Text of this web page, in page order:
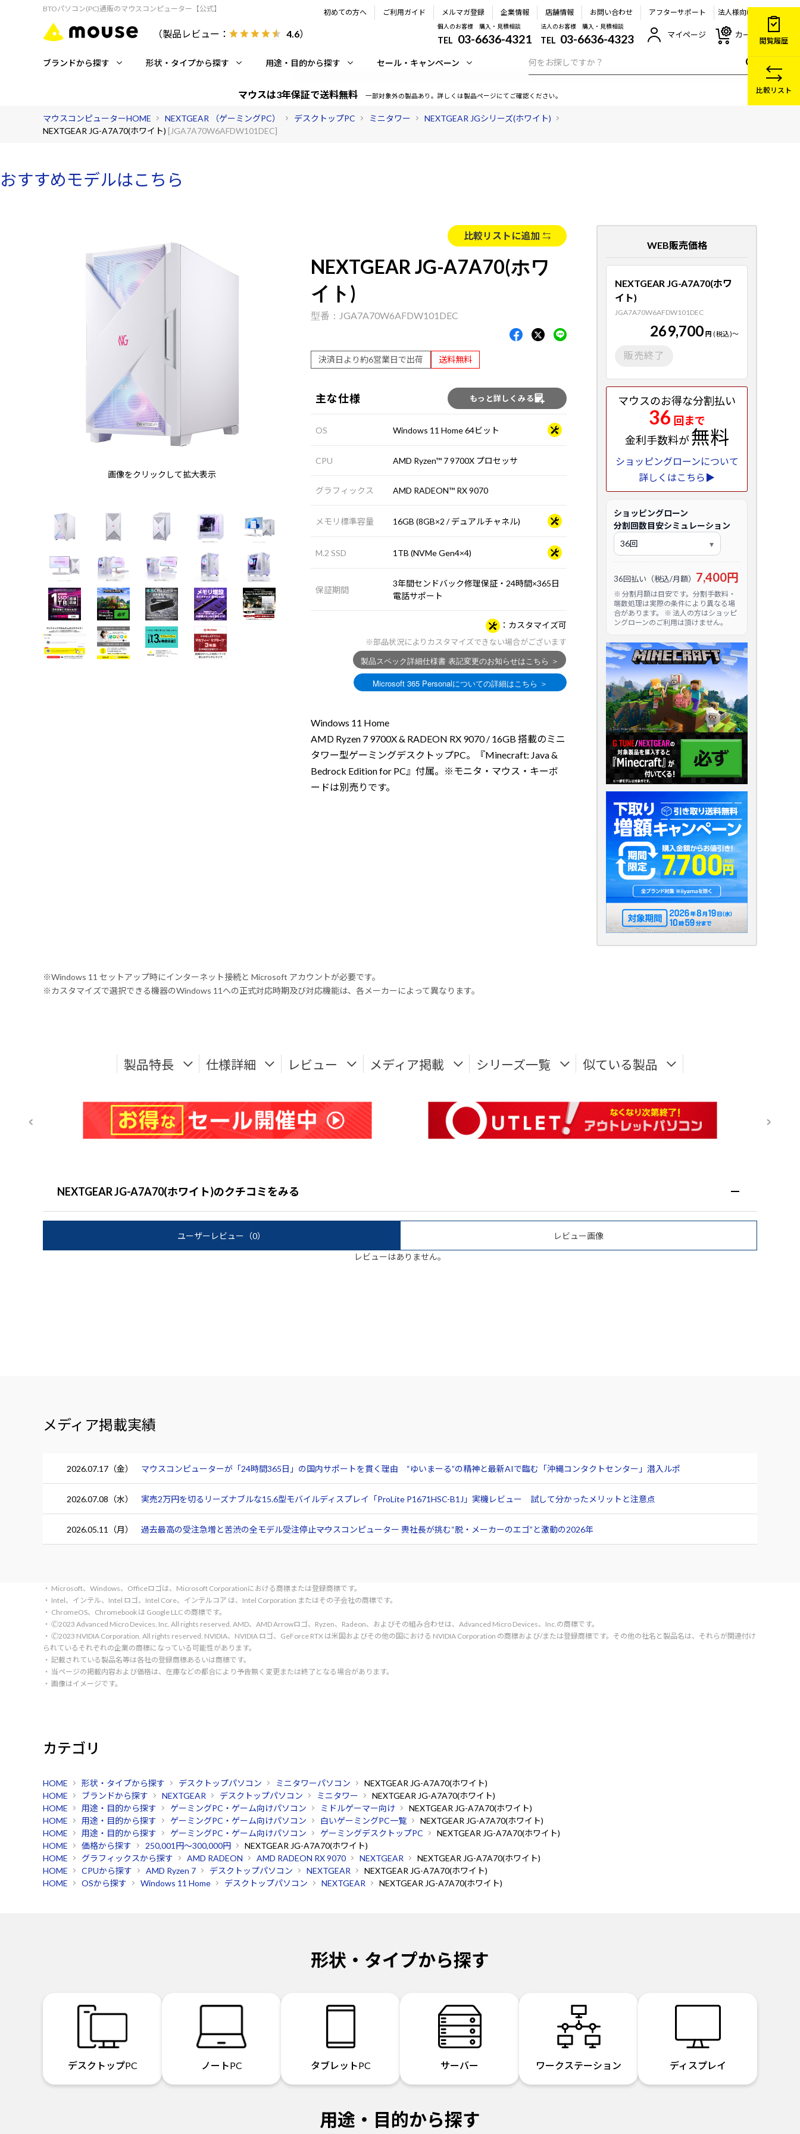
BTOパソコン(PC)通販のマウスコンピューター【公式】
（製品レビュー： 4.6）
初めての方へ ご利用ガイド メルマガ登録 企業情報 店舗情報 お問い合わせ アフターサポート 法人様向け
個人のお客様 購入・見積相談
TEL 03-6636-4321
法人のお客様 購入・見積相談
TEL 03-6636-4323 マイページ カート
ブランドから探す 形状・タイプから探す 用途・目的から探す セール・キャンペーン
マウスは3年保証で送料無料 一部対象外の製品あり。詳しくは製品ページにてご確認ください。
マウスコンピューターHOME NEXTGEAR （ゲーミングPC） デスクトップPC ミニタワー
NEXTGEAR JGシリーズ(ホワイト)
NEXTGEAR JG-A7A70(ホワイト) [JGA7A70W6AFDW101DEC]
おすすめモデルはこちら
画像をクリックして拡大表示
比較リストに追加
NEXTGEAR JG-A7A70(ホワ
イト)
JGA7A70W6AFDW101DEC
決済日より約6営業日で出荷 送料無料
主な仕様 もっと詳しくみる
OS Windows 11 Home 64ビット
CPU AMD Ryzen™ 7 9700X プロセッサ
グラフィックス AMD RADEON™ RX 9070
メモリ標準容量 16GB (8GB×2 / デュアルチャネル)
M.2 SSD 1TB (NVMe Gen4×4)
保証期間
3年間センドバック修理保証・24時間×365日
電話サポート
カスタマイズ可
※部品状況によりカスタマイズできない場合がございます
Windows 11 Home
AMD Ryzen 7 9700X & RADEON RX 9070 / 16GB 搭載のミニ
タワー型ゲーミングデスクトップPC。『Minecraft: Java &
Bedrock Edition for PC』付属。※モニタ・マウス・キーボ
ードは別売りです。
WEB販売価格
NEXTGEAR JG-A7A70(ホワ
イト)
JGA7A70W6AFDW101DEC
269,700 円 (税込)～
販売終了
マウスのお得な分割払い
36 回まで
金利手数料が無料
ショッピングローンについて
詳しくはこちら▶
ショッピングローン
分割回数目安シミュレーション
36回払い（税込/月額） 7,400円
※ 分割月額は目安です。分割手数料・
端数処理は実際の条件により異なる場
合があります。 ※ 法人の方はショッピ
ングローンのご利用は頂けません。
※Windows 11 セットアップ時にインターネット接続と Microsoft アカウントが必要です。
※カスタマイズで選択できる機器のWindows 11への正式対応時期及び対応機能は、各メーカーによって異なります。
製品特長 仕様詳細 レビュー メディア掲載 シリーズ一覧 似ている製品
NEXTGEAR JG-A7A70(ホワイト)のクチコミをみる
ユーザーレビュー （0） レビュー画像
レビューはありません。
メディア掲載実績
2026.07.17（金） マウスコンピューターが「24時間365日」の国内サポートを貫く理由 “ゆいまーる”の精神と最新AIで臨む「沖縄コンタクトセンター」潜入ルポ
2026.07.08（水） 実売2万円を切るリーズナブルな15.6型モバイルディスプレイ「ProLite P1671HSC-B1J」実機レビュー 試して分かったメリットと注意点
2026.05.11（月） 過去最高の受注急増と苦渋の全モデル受注停止――マウスコンピューター 軣社長が挑む“脱・メーカーのエゴ”と激動の2026年
・ Microsoft、Windows、Officeロゴは、Microsoft Corporationにおける商標または登録商標です。
・ Intel、インテル、Intel ロゴ、Intel Core、インテルコア は、Intel Corporation またはその子会社の商標です。
・ ChromeOS、Chromebook は Google LLC の商標です。
・ 🄫2023 Advanced Micro Devices, Inc. All rights reserved. AMD、AMD Arrowロゴ、Ryzen、Radeon、およびその組み合わせは、Advanced Micro Devices、Inc.の商標です。
・ 🄫2023 NVIDIA Corporation. All rights reserved. NVIDIA、NVIDIA ロゴ、GeForce RTX は米国およびその他の国における NVIDIA Corporation の商標および/または登録商標です。その他の社名と製品名は、それらが関連付け
られているそれぞれの企業の商標になっている可能性があります。
・ 記載されている製品名等は各社の登録商標あるいは商標です。
・ 当ページの掲載内容および価格は、在庫などの都合により予告無く変更または終了となる場合があります。
・ 画像はイメージです。
カテゴリ
HOME 形状・タイプから探す デスクトップパソコン ミニタワーパソコン
NEXTGEAR JG-A7A70(ホワイト)
HOME
ブランドから探す NEXTGEAR デスクトップパソコン ミニタワー
NEXTGEAR JG-A7A70(ホワイト)
HOME
用途・目的から探す ゲーミングPC・ゲーム向けパソコン ミドルゲーマー向け
NEXTGEAR JG-A7A70(ホワイト)
HOME
用途・目的から探す ゲーミングPC・ゲーム向けパソコン 白いゲーミングPC一覧
NEXTGEAR JG-A7A70(ホワイト)
HOME
用途・目的から探す ゲーミングPC・ゲーム向けパソコン ゲーミングデスクトップPC
NEXTGEAR JG-A7A70(ホワイト)
HOME
価格から探す 250,001円～300,000円
NEXTGEAR JG-A7A70(ホワイト)
HOME
グラフィックスから探す AMD RADEON AMD RADEON RX 9070 NEXTGEAR
NEXTGEAR JG-A7A70(ホワイト)
HOME
CPUから探す AMD Ryzen 7 デスクトップパソコン NEXTGEAR
NEXTGEAR JG-A7A70(ホワイト)
HOME
OSから探す Windows 11 Home デスクトップパソコン NEXTGEAR NEXTGEAR JG-A7A70(ホワイト)
形状・タイプから探す
デスクトップPC ノートPC タブレットPC サーバー ワークステーション ディスプレイ
用途・目的から探す
閲覧履歴
比較リスト